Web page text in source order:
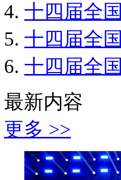
十四届全
十四届全
十四届全
最新内容
更多 >>